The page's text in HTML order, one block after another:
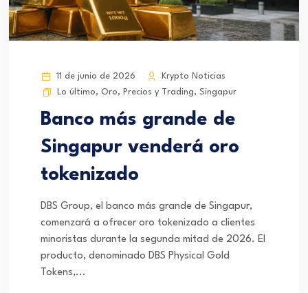
11 de junio de 2026
Krypto Noticias
Lo último, Oro, Precios y Trading, Singapur
Banco más grande de
Singapur venderá oro
tokenizado
DBS Group, el banco más grande de Singapur,
comenzará a ofrecer oro tokenizado a clientes
minoristas durante la segunda mitad de 2026. El
producto, denominado DBS Physical Gold
Tokens,...